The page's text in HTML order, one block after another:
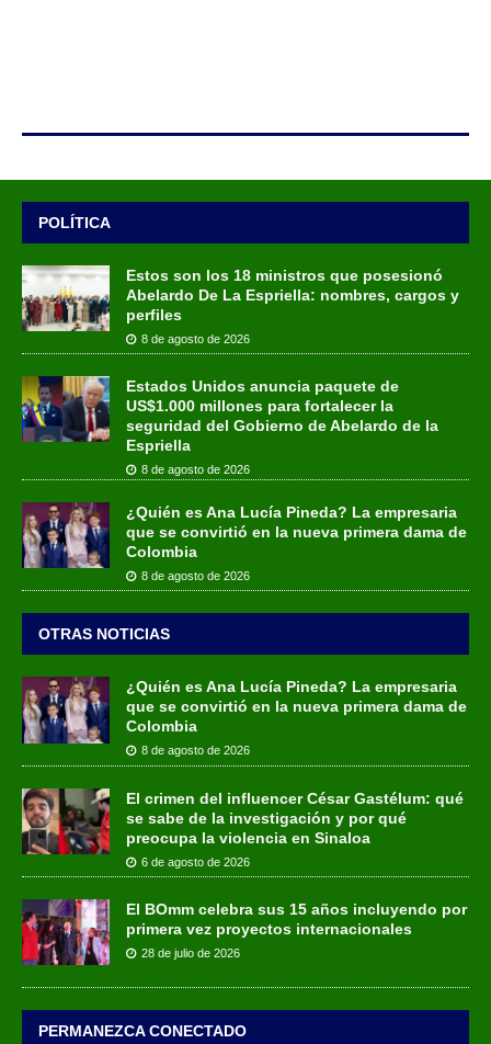
POLÍTICA
Estos son los 18 ministros que posesionó
Abelardo De La Espriella: nombres, cargos y
perfiles
8 de agosto de 2026
Estados Unidos anuncia paquete de
US$1.000 millones para fortalecer la
seguridad del Gobierno de Abelardo de la
Espriella
8 de agosto de 2026
¿Quién es Ana Lucía Pineda? La empresaria
que se convirtió en la nueva primera dama de
Colombia
8 de agosto de 2026
OTRAS NOTICIAS
¿Quién es Ana Lucía Pineda? La empresaria
que se convirtió en la nueva primera dama de
Colombia
8 de agosto de 2026
El crimen del influencer César Gastélum: qué
se sabe de la investigación y por qué
preocupa la violencia en Sinaloa
6 de agosto de 2026
El BOmm celebra sus 15 años incluyendo por
primera vez proyectos internacionales
28 de julio de 2026
PERMANEZCA CONECTADO